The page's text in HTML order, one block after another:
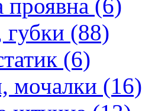
проявна (6)
(88)
(6)
мочалки (16)